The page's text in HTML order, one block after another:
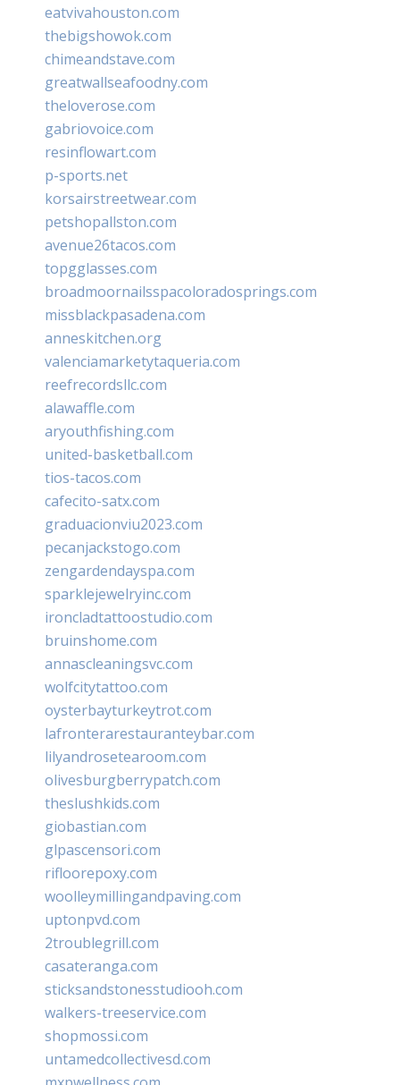
eatvivahouston.com
thebigshowok.com
chimeandstave.com
greatwallseafoodny.com
theloverose.com
gabriovoice.com
resinflowart.com
p-sports.net
korsairstreetwear.com
petshopallston.com
avenue26tacos.com
topgglasses.com
broadmoornailsspacoloradosprings.com
missblackpasadena.com
anneskitchen.org
valenciamarketytaqueria.com
reefrecordsllc.com
alawaffle.com
aryouthfishing.com
united-basketball.com
tios-tacos.com
cafecito-satx.com
graduacionviu2023.com
pecanjackstogo.com
zengardendayspa.com
sparklejewelryinc.com
ironcladtattoostudio.com
bruinshome.com
annascleaningsvc.com
wolfcitytattoo.com
oysterbayturkeytrot.com
lafronterarestauranteybar.com
lilyandrosetearoom.com
olivesburgberrypatch.com
theslushkids.com
giobastian.com
glpascensori.com
rifloorepoxy.com
woolleymillingandpaving.com
uptonpvd.com
2troublegrill.com
casateranga.com
sticksandstonesstudiooh.com
walkers-treeservice.com
shopmossi.com
untamedcollectivesd.com